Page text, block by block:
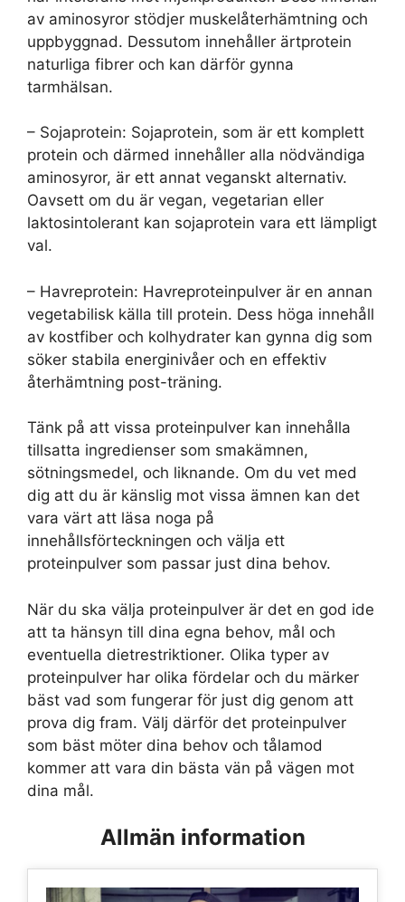
av aminosyror stödjer muskelåterhämtning och
uppbyggnad. Dessutom innehåller ärtprotein
naturliga fibrer och kan därför gynna
tarmhälsan.
– Sojaprotein: Sojaprotein, som är ett komplett
protein och därmed innehåller alla nödvändiga
aminosyror, är ett annat veganskt alternativ.
Oavsett om du är vegan, vegetarian eller
laktosintolerant kan sojaprotein vara ett lämpligt
val.
– Havreprotein: Havreproteinpulver är en annan
vegetabilisk källa till protein. Dess höga innehåll
av kostfiber och kolhydrater kan gynna dig som
söker stabila energinivåer och en effektiv
återhämtning post-träning.
Tänk på att vissa proteinpulver kan innehålla
tillsatta ingredienser som smakämnen,
sötningsmedel, och liknande. Om du vet med
dig att du är känslig mot vissa ämnen kan det
vara värt att läsa noga på
innehållsförteckningen och välja ett
proteinpulver som passar just dina behov.
När du ska välja proteinpulver är det en god ide
att ta hänsyn till dina egna behov, mål och
eventuella dietrestriktioner. Olika typer av
proteinpulver har olika fördelar och du märker
bäst vad som fungerar för just dig genom att
prova dig fram. Välj därför det proteinpulver
som bäst möter dina behov och tålamod
kommer att vara din bästa vän på vägen mot
dina mål.
Allmän information